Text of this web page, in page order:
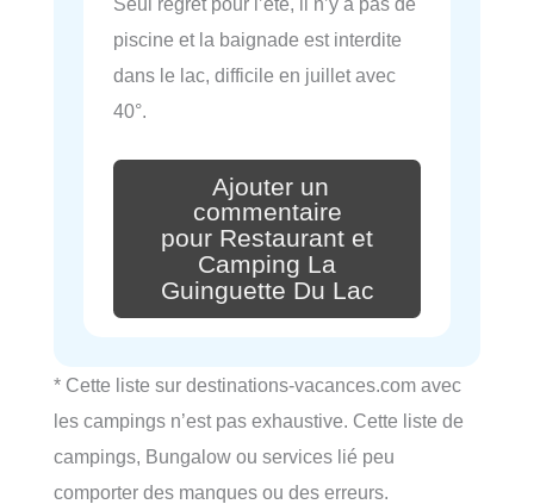
piscine et la baignade est interdite
dans le lac, difficile en juillet avec
40°.
Ajouter un
commentaire
pour Restaurant et
Camping La
Guinguette Du Lac
* Cette liste sur destinations-vacances.com avec
les campings n’est pas exhaustive. Cette liste de
campings, Bungalow ou services lié peu
comporter des manques ou des erreurs.